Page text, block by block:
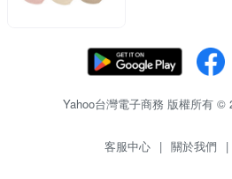
Yahoo台灣電子商務 版權所有 ©
客服中心 | 關於我們 |